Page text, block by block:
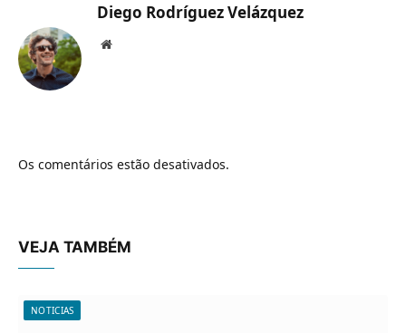
Diego Rodríguez Velázquez
Website
Os comentários estão desativados.
VEJA TAMBÉM
NOTICIAS